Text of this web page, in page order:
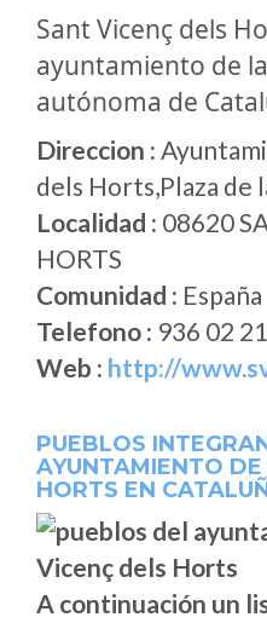
Sant Vicenç dels
ayuntamiento de
autónoma de
Direccion :
dels Horts,Plaza de
Localidad : 08620
HORTS
Comunidad : España
Telefono : 936 02
Web : http://
PUEBLOS
AYUNTAMIENTO
HORTS EN
A continuación un